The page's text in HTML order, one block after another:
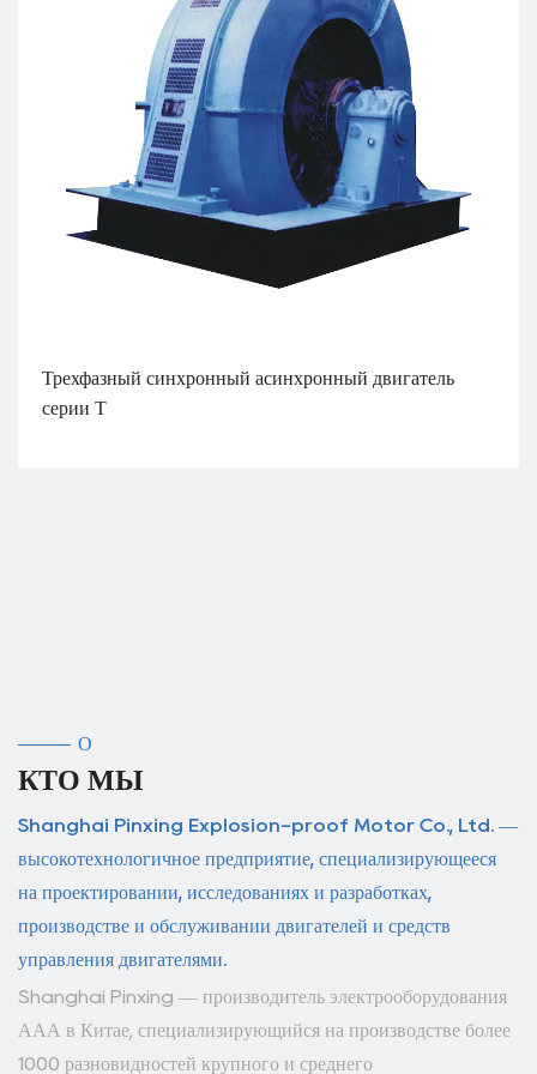
Трехфазный синхронный асинхронный двигатель
серии T
О
КТО МЫ
Shanghai Pinxing Explosion-proof Motor Co., Ltd. —
высокотехнологичное предприятие, специализирующееся
на проектировании, исследованиях и разработках,
производстве и обслуживании двигателей и средств
управления двигателями.
Shanghai Pinxing — производитель электрооборудования
ААА в Китае, специализирующийся на производстве более
1000 разновидностей крупного и среднего